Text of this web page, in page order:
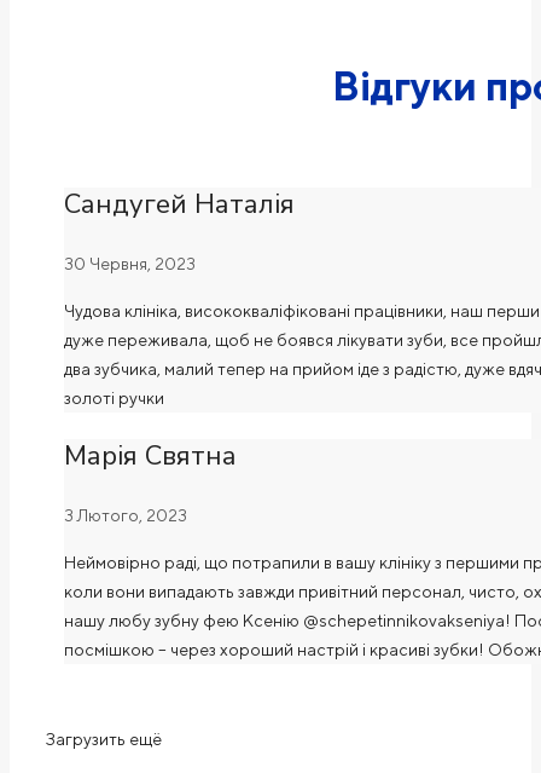
Відгуки
Сандугей Наталія
30 Червня, 2023
Чудова клініка, висококваліфіковані працівники, наш
дуже переживала, щоб не боявся лікувати зуби, все
два зубчика, малий тепер на прийом іде з радістю, дуже
золоті ручки
Марія Святна
3 Лютого, 2023
Неймовірно раді, що потрапили в вашу клініку з першими
коли вони випадають завжди привітний персонал,
нашу любу зубну фею Ксенію @schepetinnikovakseniya!
посмішкою – через хороший настрій і красиві зубки!
Загрузить ещё